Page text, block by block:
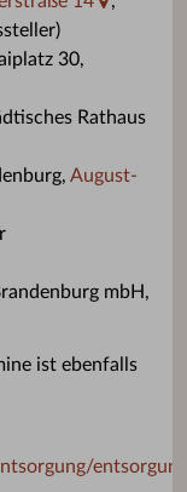
30,
Rathaus
August-
mbH,
ist ebenfalls